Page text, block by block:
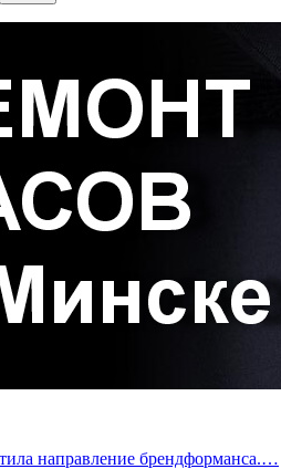
направление брендформанса.…